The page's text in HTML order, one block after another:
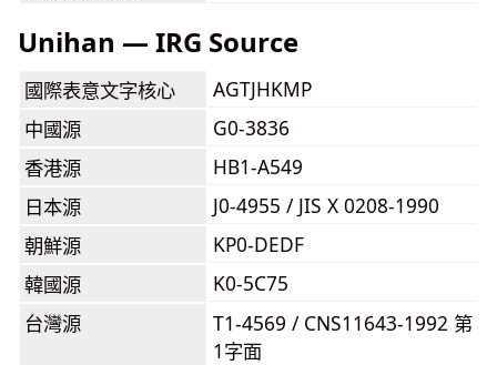
Unihan — IRG Source
國際表意文字核心
AGTJHKMP
中國源
G0-3836
香港源
HB1-A549
日本源
J0-4955 / JIS X 0208-1990
朝鮮源
KP0-DEDF
韓國源
K0-5C75
台灣源
T1-4569 / CNS11643-1992 第
1字面